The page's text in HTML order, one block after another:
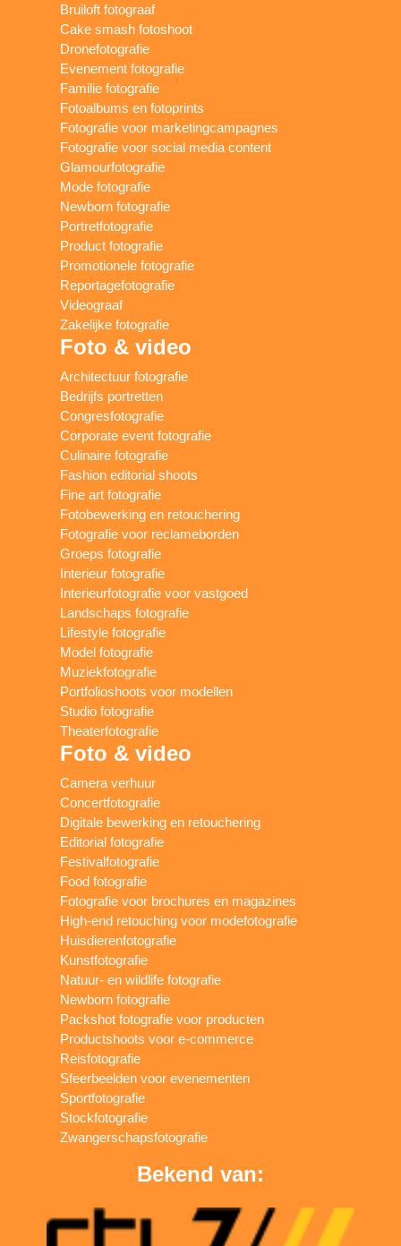
Bruiloft fotograaf
Cake smash fotoshoot
Dronefotografie
Evenement fotografie
Familie fotografie
Fotoalbums en fotoprints
Fotografie voor marketingcampagnes
Fotografie voor social media content
Glamourfotografie
Mode fotografie
Newborn fotografie
Portretfotografie
Product fotografie
Promotionele fotografie
Reportagefotografie
Videograaf
Zakelijke fotografie
Foto & video
Architectuur fotografie
Bedrijfs portretten
Congresfotografie
Corporate event fotografie
Culinaire fotografie
Fashion editorial shoots
Fine art fotografie
Fotobewerking en retouchering
Fotografie voor reclameborden
Groeps fotografie
Interieur fotografie
Interieurfotografie voor vastgoed
Landschaps fotografie
Lifestyle fotografie
Model fotografie
Muziekfotografie
Portfolioshoots voor modellen
Studio fotografie
Theaterfotografie
Foto & video
Camera verhuur
Concertfotografie
Digitale bewerking en retouchering
Editorial fotografie
Festivalfotografie
Food fotografie
Fotografie voor brochures en magazines
High-end retouching voor modefotografie
Huisdierenfotografie
Kunstfotografie
Natuur- en wildlife fotografie
Newborn fotografie
Packshot fotografie voor producten
Productshoots voor e-commerce
Reisfotografie
Sfeerbeelden voor evenementen
Sportfotografie
Stockfotografie
Zwangerschapsfotografie
Bekend van: